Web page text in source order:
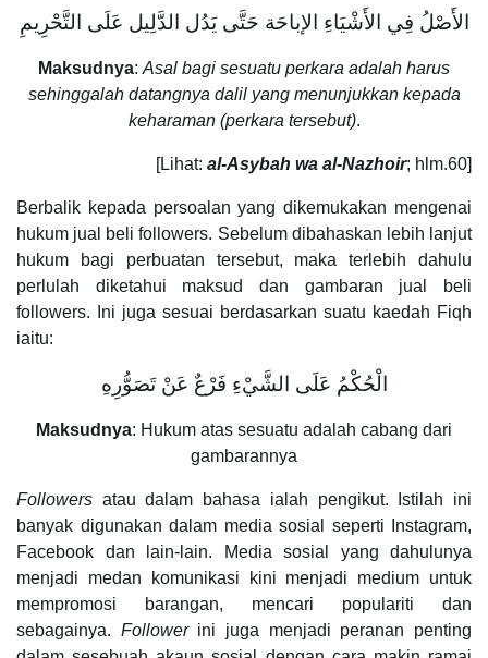
الأَصْلُ فِي الأَشْيَاءِ الإباحَة حَتَّى يَدُل الدَّلِيل عَلَى التَّحْرِيمِ
Maksudnya: Asal bagi sesuatu perkara adalah harus
sehinggalah datangnya dalil yang menunjukkan kepada
keharaman (perkara tersebut).
[Lihat: al-Asybah wa al-Nazhoir; hlm.60]
Berbalik kepada persoalan yang dikemukakan mengenai
hukum jual beli followers. Sebelum dibahaskan lebih lanjut
hukum bagi perbuatan tersebut, maka terlebih dahulu
perlulah diketahui maksud dan gambaran jual beli
followers. Ini juga sesuai berdasarkan suatu kaedah Fiqh
iaitu:
الْحُكْمُ عَلَى الشَّيْءِ فَرْعٌ عَنْ تَصَوُّرِهِ
Maksudnya: Hukum atas sesuatu adalah cabang dari
gambarannya
Followers atau dalam bahasa ialah pengikut. Istilah ini
banyak digunakan dalam media sosial seperti Instagram,
Facebook dan lain-lain. Media sosial yang dahulunya
menjadi medan komunikasi kini menjadi medium untuk
mempromosi barangan, mencari populariti dan
sebagainya. Followerini juga menjadi peranan penting